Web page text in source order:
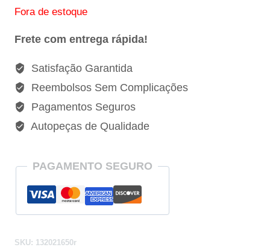
Fora de estoque
Frete com entrega rápida!
Satisfação Garantida
Reembolsos Sem Complicações
Pagamentos Seguros
Autopeças de Qualidade
PAGAMENTO SEGURO
SKU: 132021650r